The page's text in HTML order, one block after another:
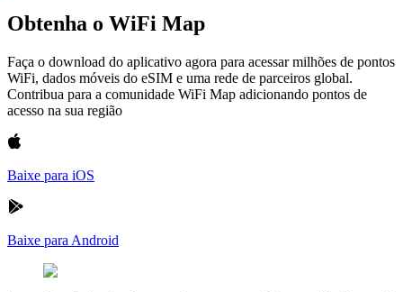
Obtenha o WiFi Map
Faça o download do aplicativo agora para acessar milhões de pontos
WiFi, dados móveis do eSIM e uma rede de parceiros global.
Contribua para a comunidade WiFi Map adicionando pontos de
acesso na sua região
Baixe para iOS
Baixe para Android